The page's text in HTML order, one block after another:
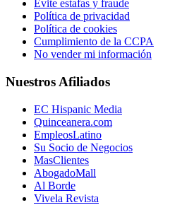
Evite estafas y fraude
Política de privacidad
Política de cookies
Cumplimiento de la CCPA
No vender mi información
Nuestros Afiliados
EC Hispanic Media
Quinceanera.com
EmpleosLatino
Su Socio de Negocios
MasClientes
AbogadoMall
Al Borde
Vivela Revista